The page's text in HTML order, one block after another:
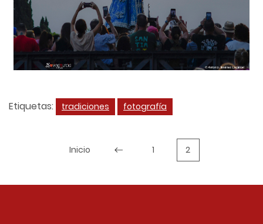
Etiquetas: tradiciones fotografía
Inicio 1 2